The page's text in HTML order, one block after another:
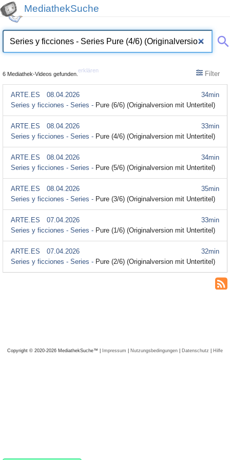
MediathekSuche
6 Mediathek-Videos gefunden.
erklären Filter
34min
ARTE.ES
08.04.2026
Series y ficciones - Series - Pure (6/6) (Originalversion mit Untertitel)
33min
ARTE.ES
08.04.2026
Series y ficciones - Series - Pure (4/6) (Originalversion mit Untertitel)
34min
ARTE.ES
08.04.2026
Series y ficciones - Series - Pure (5/6) (Originalversion mit Untertitel)
35min
ARTE.ES
08.04.2026
Series y ficciones - Series - Pure (3/6) (Originalversion mit Untertitel)
33min
ARTE.ES
07.04.2026
Series y ficciones - Series - Pure (1/6) (Originalversion mit Untertitel)
32min
ARTE.ES
07.04.2026
Series y ficciones - Series - Pure (2/6) (Originalversion mit Untertitel)
Copyright © 2020-2026 MediathekSuche™ | Impressum | Nutzungsbedingungen | Datenschutz | Hilfe